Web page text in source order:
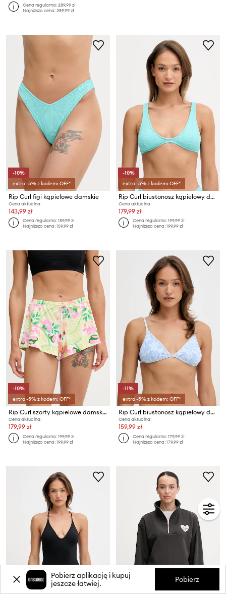
Cena regularna:289,99 zł
Najniższa cena:289,99 zł
-10%
extra -5% z kodem: OFF*
Rip Curl figi kąpielowe damskie
Cena aktualna:
143,99 zł
Cena regularna:159,99 zł
Najniższa cena:159,99 zł
-10%
extra -5% z kodem: OFF*
Rip Curl biustonosz kąpielowy damski VIBE SURF
Cena aktualna:
179,99 zł
Cena regularna:199,99 zł
Najniższa cena:199,99 zł
-10%
extra -5% z kodem: OFF*
Rip Curl szorty kąpielowe damskie MOLOKAI
Cena aktualna:
179,99 zł
Cena regularna:199,99 zł
Najniższa cena:199,99 zł
-11%
extra -5% z kodem: OFF*
Rip Curl biustonosz kąpielowy damski
Cena aktualna:
159,99 zł
Cena regularna:179,99 zł
Najniższa cena:179,99 zł
Pobierz aplikację i kupuj
jeszcze łatwiej.
Pobierz